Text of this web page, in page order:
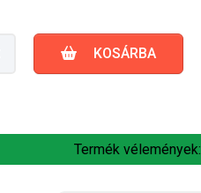
KOSÁRBA
Termék vélemények: